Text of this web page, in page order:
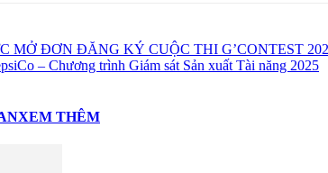
MỞ ĐƠN ĐĂNG KÝ CUỘC THI G’CONTEST
– Chương trình Giám sát Sản xuất Tài năng 2025
XEM THÊM